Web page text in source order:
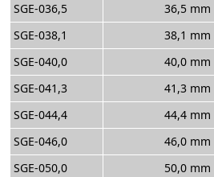
SGE-036,5
36,5 mm
SGE-038,1
38,1 mm
SGE-040,0
40,0 mm
SGE-041,3
41,3 mm
SGE-044,4
44,4 mm
SGE-046,0
46,0 mm
SGE-050,0
50,0 mm